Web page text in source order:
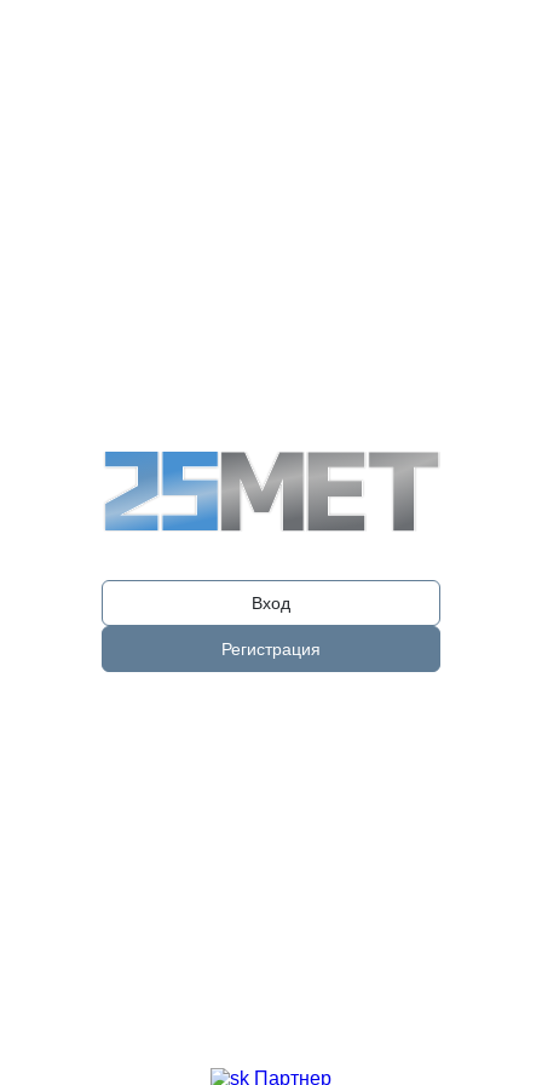
Вход
Регистрация